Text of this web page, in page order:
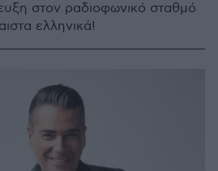
στον ραδιοφωνικό σταθμό
ελληνικά!